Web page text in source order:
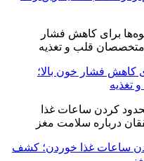
کاهش فشار خون بالا؛
تغذیه
ساعات غذا خوردن؛ کشف